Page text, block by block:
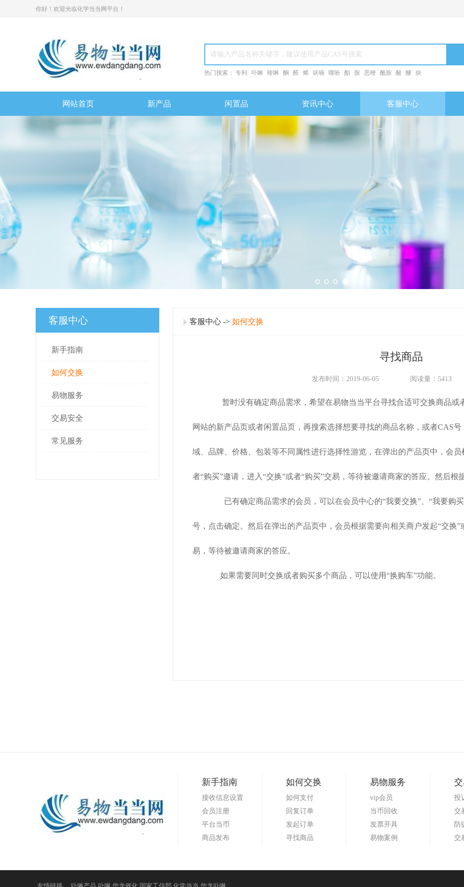
你好！欢迎光临化学当当网平台！
热门搜索： 专利 卟啉 喹啉 酮 醛 烯 呋喃 噻吩 酯 胺 恶唑 酰胺 酸 醚 炔
网站首页 新产品 闲置品 资讯中心 客服中心
客服中心
新手指南
如何交换
易物服务
交易安全
常见服务
客服中心 -> 如何交换
寻找商品
发布时间：2019-06-05 阅读量：5413
暂时没有确定商品需求，希望在易物当当平台寻找合适可交换商品或
网站的新产品页或者闲置品页，再搜索选择想要寻找的商品名称，或者CAS
域、品牌、价格、包装等不同属性进行选择性游览，在弹出的产品页中，会
者“购买”邀请，进入“交换”或者“购买”交易，等待被邀请商家的答应。然后根
已有确定商品需求的会员，可以在会员中心的“我要交换”、“我要购
号，点击确定。然后在弹出的产品页中，会员根据需要向相关商户发起“交换”
易，等待被邀请商家的答应。
如果需要同时交换或者购买多个商品，可以使用“换购车”功能。
新手指南
接收信息设置
会员注册
平台当币
商品发布
如何交换
如何支付
回复订单
发起订单
寻找商品
易物服务
vip会员
当币回收
发票开具
易物案例
投
交
防
交